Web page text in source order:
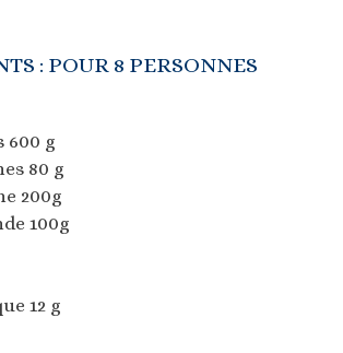
: POUR 8 PERSONNES
600 g
80 g
200g
100g
12 g